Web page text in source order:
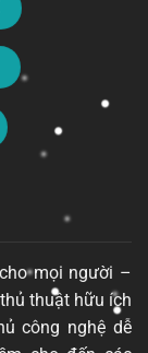
mọi người –
thuật hữu ích
công nghệ dễ